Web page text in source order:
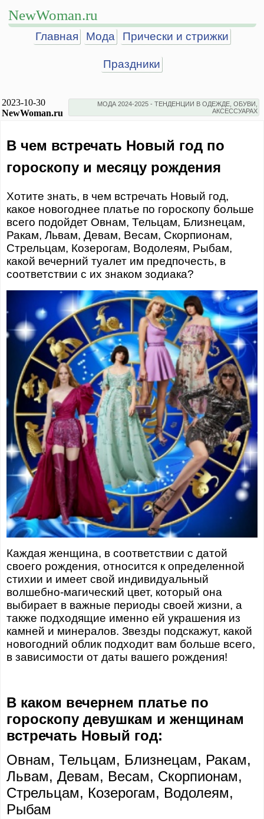
NewWoman.ru
Главная Мода Прически и стрижки
Праздники
2023-10-30
NewWoman.ru
МОДА 2024-2025 - ТЕНДЕНЦИИ В ОДЕЖДЕ, ОБУВИ,
АКСЕССУАРАХ
В чем встречать Новый год по
гороскопу и месяцу рождения
Хотите знать, в чем встречать Новый год,
какое новогоднее платье по гороскопу больше
всего подойдет Овнам, Тельцам, Близнецам,
Ракам, Львам, Девам, Весам, Скорпионам,
Стрельцам, Козерогам, Водолеям, Рыбам,
какой вечерний туалет им предпочесть, в
соответствии с их знаком зодиака?
Каждая женщина, в соответствии с датой
своего рождения, относится к определенной
стихии и имеет свой индивидуальный
волшебно-магический цвет, который она
выбирает в важные периоды своей жизни, а
также подходящие именно ей украшения из
камней и минералов. Звезды подскажут, какой
новогодний облик подходит вам больше всего,
в зависимости от даты вашего рождения!
В каком вечернем платье по
гороскопу девушкам и женщинам
встречать Новый год:
Овнам, Тельцам, Близнецам, Ракам,
Львам, Девам, Весам, Скорпионам,
Стрельцам, Козерогам, Водолеям,
Рыбам